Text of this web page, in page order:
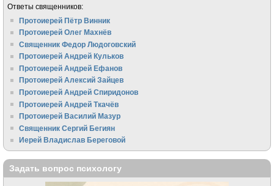
Ответы священников:
Протоиерей Пётр Винник
Протоиерей Олег Махнёв
Священник Федор Людоговский
Протоиерей Андрей Кульков
Протоиерей Андрей Ефанов
Протоиерей Алексий Зайцев
Протоиерей Андрей Спиридонов
Протоиерей Андрей Ткачёв
Протоиерей Василий Мазур
Священник Сергий Бегиян
Иерей Владислав Береговой
Задать вопрос психологу